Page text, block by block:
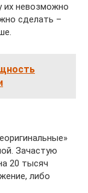
их невозможно
сделать –
Зачастую
20 тысяч
либо